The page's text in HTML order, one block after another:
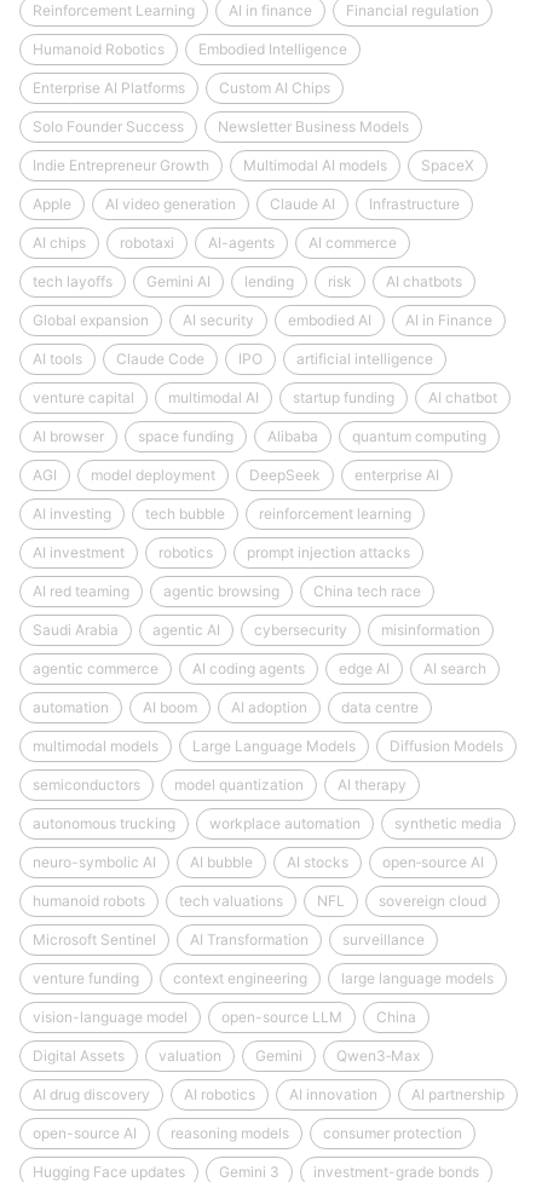
Reinforcement Learning AI in finance Financial regulation
Humanoid Robotics Embodied Intelligence
Enterprise AI Platforms Custom AI Chips
Solo Founder Success Newsletter Business Models
Indie Entrepreneur Growth Multimodal AI models SpaceX
Apple AI video generation Claude AI Infrastructure
AI chips robotaxi AI-agents AI commerce
tech layoffs Gemini AI lending risk AI chatbots
Global expansion AI security embodied AI AI in Finance
AI tools Claude Code IPO artificial intelligence
venture capital multimodal AI startup funding AI chatbot
AI browser space funding Alibaba quantum computing
AGI model deployment DeepSeek enterprise AI
AI investing tech bubble reinforcement learning
AI investment robotics prompt injection attacks
AI red teaming agentic browsing China tech race
Saudi Arabia agentic AI cybersecurity misinformation
agentic commerce AI coding agents edge AI AI search
automation AI boom AI adoption data centre
multimodal models Large Language Models Diffusion Models
semiconductors model quantization AI therapy
autonomous trucking workplace automation synthetic media
neuro-symbolic AI AI bubble AI stocks open‑source AI
humanoid robots tech valuations NFL sovereign cloud
Microsoft Sentinel AI Transformation surveillance
venture funding context engineering large language models
vision-language model open-source LLM China
Digital Assets valuation Gemini Qwen3‑Max
AI drug discovery AI robotics AI innovation AI partnership
open-source AI reasoning models consumer protection
Hugging Face updates Gemini 3 investment-grade bonds